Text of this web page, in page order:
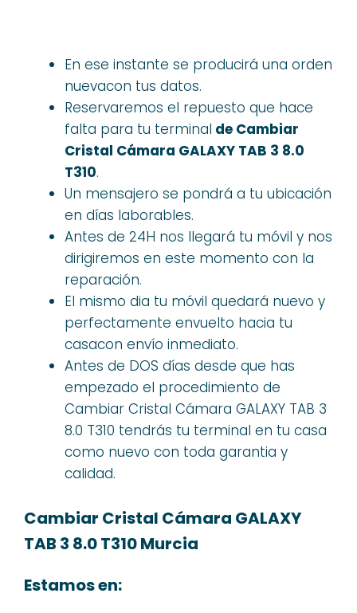
En ese instante se producirá una orden
nuevacon tus datos.
Reservaremos el repuesto que hace
falta para tu terminal de Cambiar
Cristal Cámara GALAXY TAB 3 8.0
T310.
Un mensajero se pondrá a tu ubicación
en días laborables.
Antes de 24H nos llegará tu móvil y nos
dirigiremos en este momento con la
reparación.
El mismo dia tu móvil quedará nuevo y
perfectamente envuelto hacia tu
casacon envío inmediato.
Antes de DOS días desde que has
empezado el procedimiento de
Cambiar Cristal Cámara GALAXY TAB 3
8.0 T310 tendrás tu terminal en tu casa
como nuevo con toda garantia y
calidad.
Cambiar Cristal Cámara GALAXY
TAB 3 8.0 T310 Murcia
Estamos en: